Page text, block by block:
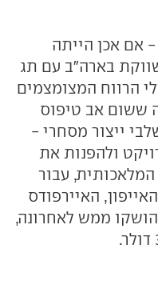
אם אכן הייתה
בארה"ב עם תג
הרווח המצומצמים
ששום אב טיפוס
ייצור מסחרי -
ולהפנות את
המלאכותית, עבור
האיירפודס
ממש לאחרונה,